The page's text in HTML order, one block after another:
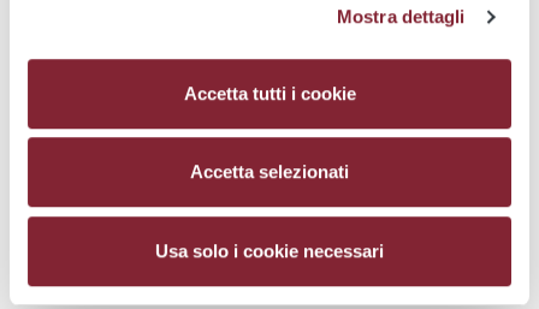
Mostra dettagli
Accetta tutti i cookie
Accetta selezionati
Usa solo i cookie necessari
Canali di vendita PagoMulte